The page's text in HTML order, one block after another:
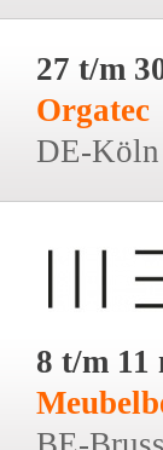
27 t/m
Orgatec
DE-Köln
8 t/m 11